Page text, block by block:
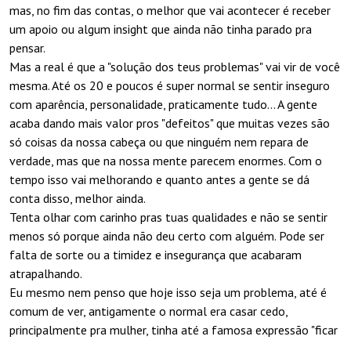
mas, no fim das contas, o melhor que vai acontecer é receber
um apoio ou algum insight que ainda não tinha parado pra
pensar.
Mas a real é que a "solução dos teus problemas" vai vir de você
mesma. Até os 20 e poucos é super normal se sentir inseguro
com aparência, personalidade, praticamente tudo... A gente
acaba dando mais valor pros "defeitos" que muitas vezes são
só coisas da nossa cabeça ou que ninguém nem repara de
verdade, mas que na nossa mente parecem enormes. Com o
tempo isso vai melhorando e quanto antes a gente se dá
conta disso, melhor ainda.
Tenta olhar com carinho pras tuas qualidades e não se sentir
menos só porque ainda não deu certo com alguém. Pode ser
falta de sorte ou a timidez e insegurança que acabaram
atrapalhando.
Eu mesmo nem penso que hoje isso seja um problema, até é
comum de ver, antigamente o normal era casar cedo,
principalmente pra mulher, tinha até a famosa expressão "ficar